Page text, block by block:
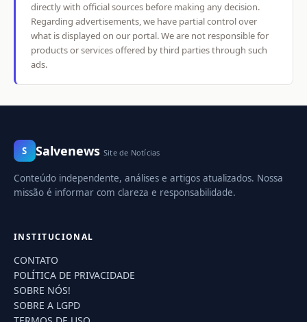
directly with official sources before making any decision.
Regarding advertisements, we have partial control over
what is displayed on our portal. We are not responsible for
products or services offered by third parties through such
ads.
S Salvenews Site de Notícias
Conteúdo independente, análises e artigos atualizados. Nossa
missão é informar com clareza e responsabilidade.
INSTITUCIONAL
CONTATO
POLÍTICA DE PRIVACIDADE
SOBRE NÓS!
SOBRE A LGPD